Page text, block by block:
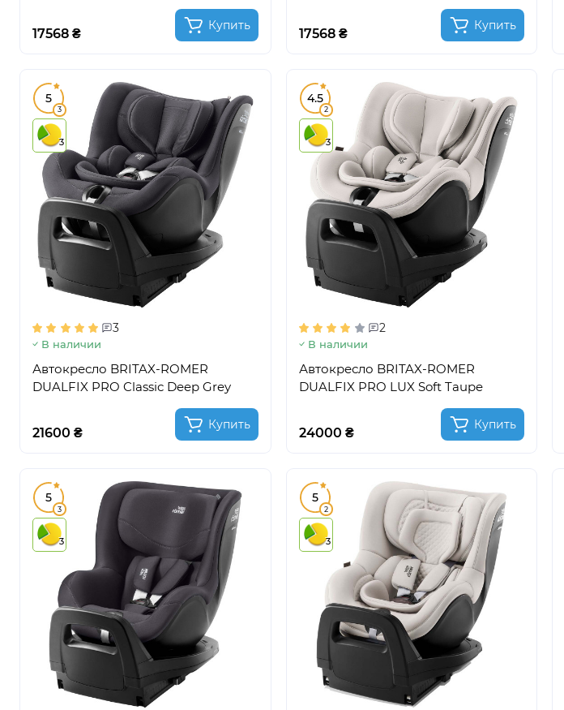
17568 ₴
Купить
17568 ₴
Купить
5
3
3
3
В наличии
Автокресло BRITAX-ROMER
DUALFIX PRO Classic Deep Grey
21600 ₴
Купить
4.5
2
3
2
В наличии
Автокресло BRITAX-ROMER
DUALFIX PRO LUX Soft Taupe
24000 ₴
Купить
5
3
3
5
2
3